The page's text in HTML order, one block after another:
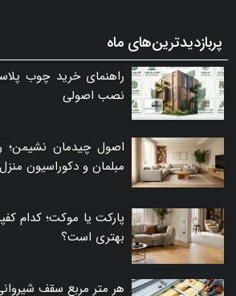
پربازدیدترین‌های ماه
راهنمای خرید چوب
نصب اصولی
اصول چیدمان نشیمن؛
مبلمان و دکوراسیون منزل
پارکت یا موکت؛ کدام
بهتری است؟
هر متر مربع سقف